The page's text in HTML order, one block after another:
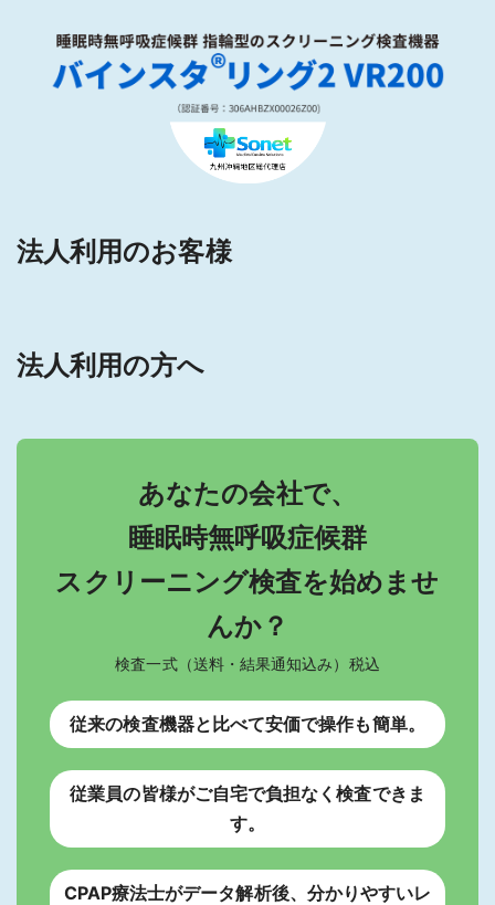
法人利用のお客様
法人利用の方へ
あなたの会社で、
睡眠時無呼吸症候群
スクリーニング検査を始めませ
んか？
検査一式（送料・結果通知込み）税込
従来の検査機器と比べて安価で操作も簡単。
従業員の皆様がご自宅で負担なく検査できま
す。
CPAP療法士がデータ解析後、分かりやすいレ